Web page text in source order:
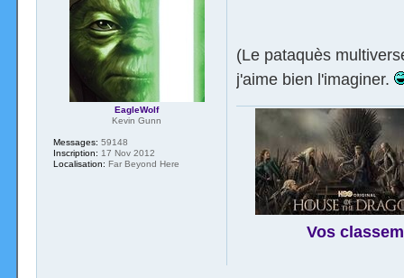
(Le pataquès
j'aime bien l'imaginer.
Vos
EagleWolf
Kevin Gunn
Messages: 59148
Inscription: 17 Nov 2012
Localisation: Far Beyond Here